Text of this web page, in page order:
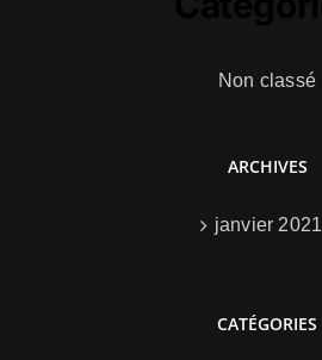
Non classé
ARCHIVES
janvier 2021
CATÉGORIES